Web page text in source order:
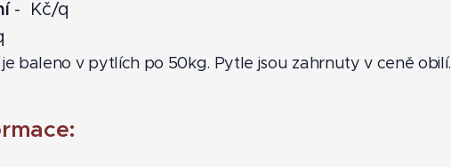
- Kč/q
baleno v pytlích po 50kg. Pytle jsou zahrnuty v ceně obilí.